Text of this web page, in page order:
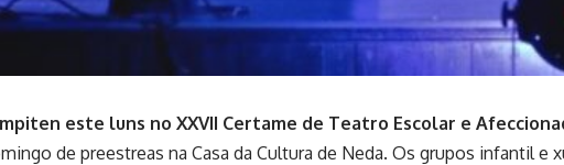
este luns no XXVII Certame de Teatro Escolar e
de preestreas na Casa da Cultura de Neda. Os grupos infantil e